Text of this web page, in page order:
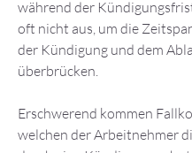
während der
oft nicht aus, um die
der Kündigung und dem
überbrücken.
Erschwerend kommen
welchen der Arbeitnehmer